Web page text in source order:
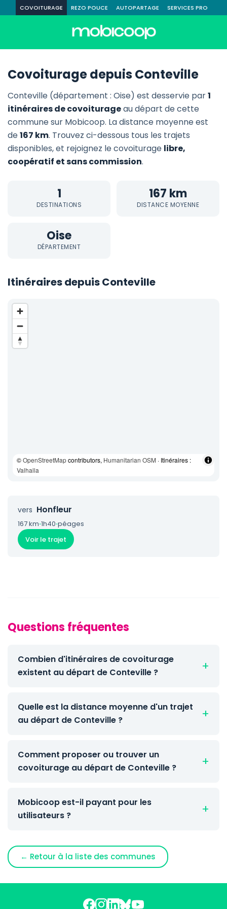
COVOITURAGE REZO POUCE AUTOPARTAGE SERVICES PRO
Covoiturage depuis Conteville
Conteville (département : Oise) est desservie par1
itinéraires de covoiturageau départ de cette
commune sur Mobicoop. La distance moyenne est
de167 km. Trouvez ci-dessous tous les trajets
disponibles, et rejoignez le covoiturage libre,
coopératif et sans commission.
1
DESTINATIONS
167 km
DISTANCE MOYENNE
Oise
DÉPARTEMENT
Itinéraires depuis Conteville
©OpenStreetMapcontributors, Humanitarian OSM · Itinéraires :
Valhalla
vers Honfleur
167 km·1h40·péages
Voir le trajet
Questions fréquentes
Combien d'itinéraires de covoiturage
existent au départ de Conteville ?
Quelle est la distance moyenne d'un trajet
au départ de Conteville ?
Comment proposer ou trouver un
covoiturage au départ de Conteville ?
Mobicoop est-il payant pour les
utilisateurs ?
← Retour à la liste des communes